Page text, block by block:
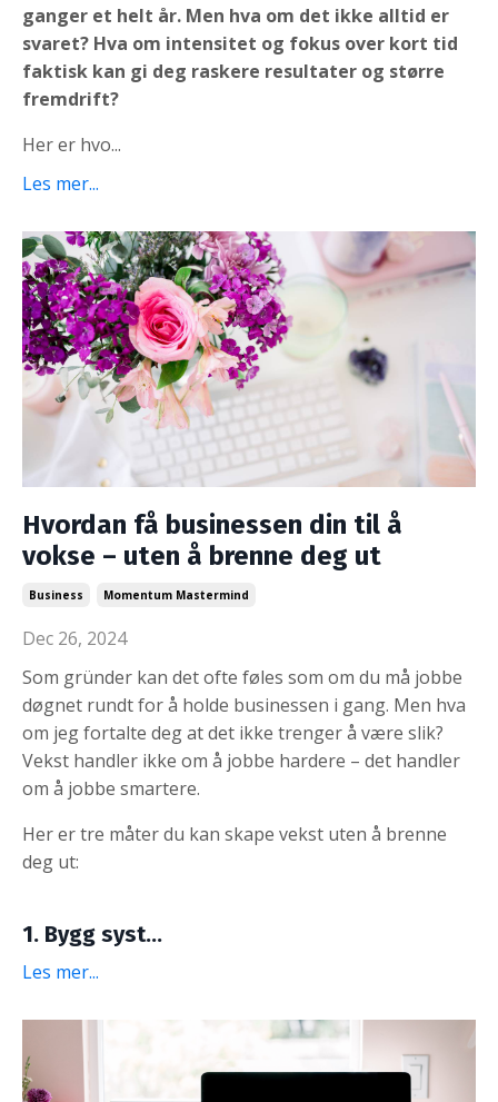
ganger et helt år. Men hva om det ikke alltid er
svaret? Hva om intensitet og fokus over kort tid
faktisk kan gi deg raskere resultater og større
fremdrift?
Her er hvo...
Les mer...
Hvordan få businessen din til å
vokse – uten å brenne deg ut
Business Momentum Mastermind
Dec 26, 2024
Som gründer kan det ofte føles som om du må jobbe
døgnet rundt for å holde businessen i gang. Men hva
om jeg fortalte deg at det ikke trenger å være slik?
Vekst handler ikke om å jobbe hardere – det handler
om å jobbe smartere.
Her er tre måter du kan skape vekst uten å brenne
deg ut:
1. Bygg syst...
Les mer...